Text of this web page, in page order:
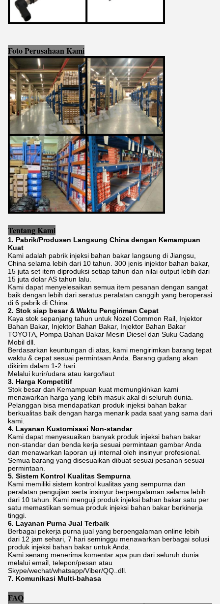
Foto Perusahaan Kami
Tentang Kami
1. Pabrik/Produsen Langsung China dengan Kemampuan
Kuat
Kami adalah pabrik injeksi bahan bakar langsung di Jiangsu,
China selama lebih dari 10 tahun. 300 jenis injektor bahan bakar,
15 juta set item diproduksi setiap tahun dan nilai output lebih dari
15 juta dolar AS tahun lalu.
Kami dapat menyelesaikan semua item pesanan dengan sangat
baik dengan lebih dari seratus peralatan canggih yang beroperasi
di 6 pabrik di China.
2. Stok siap besar & Waktu Pengiriman Cepat
Kaya stok sepanjang tahun untuk Nozel Common Rail, Injektor
Bahan Bakar, Injektor Bahan Bakar, Injektor Bahan Bakar
TOYOTA, Pompa Bahan Bakar Mesin Diesel dan Suku Cadang
Mobil dll.
Berdasarkan keuntungan di atas, kami mengirimkan barang tepat
waktu & cepat sesuai permintaan Anda. Barang gudang akan
dikirim dalam 1-2 hari.
Melalui kurir/udara atau kargo/laut
3. Harga Kompetitif
Stok besar dan Kemampuan kuat memungkinkan kami
menawarkan harga yang lebih masuk akal di seluruh dunia.
Pelanggan bisa mendapatkan produk injeksi bahan bakar
berkualitas baik dengan harga menarik pada saat yang sama dari
kami.
4. Layanan Kustomisasi Non-standar
Kami dapat menyesuaikan banyak produk injeksi bahan bakar
non-standar dan benda kerja sesuai permintaan gambar Anda
dan menawarkan laporan uji internal oleh insinyur profesional.
Semua barang yang disesuaikan dibuat sesuai pesanan sesuai
permintaan.
5. Sistem Kontrol Kualitas Sempurna
Kami memiliki sistem kontrol kualitas yang sempurna dan
peralatan pengujian serta insinyur berpengalaman selama lebih
dari 10 tahun. Kami menguji produk injeksi bahan bakar satu per
satu memastikan semua produk injeksi bahan bakar berkinerja
tinggi.
6. Layanan Purna Jual Terbaik
Berbagai pekerja purna jual yang berpengalaman online lebih
dari 12 jam sehari, 7 hari seminggu menawarkan berbagai solusi
produk injeksi bahan bakar untuk Anda.
Kami senang menerima komentar apa pun dari seluruh dunia
melalui email, telepon/pesan atau
Skype/wechat/whatsapp/Viber/QQ..dll.
7. Komunikasi Multi-bahasa
FAQ